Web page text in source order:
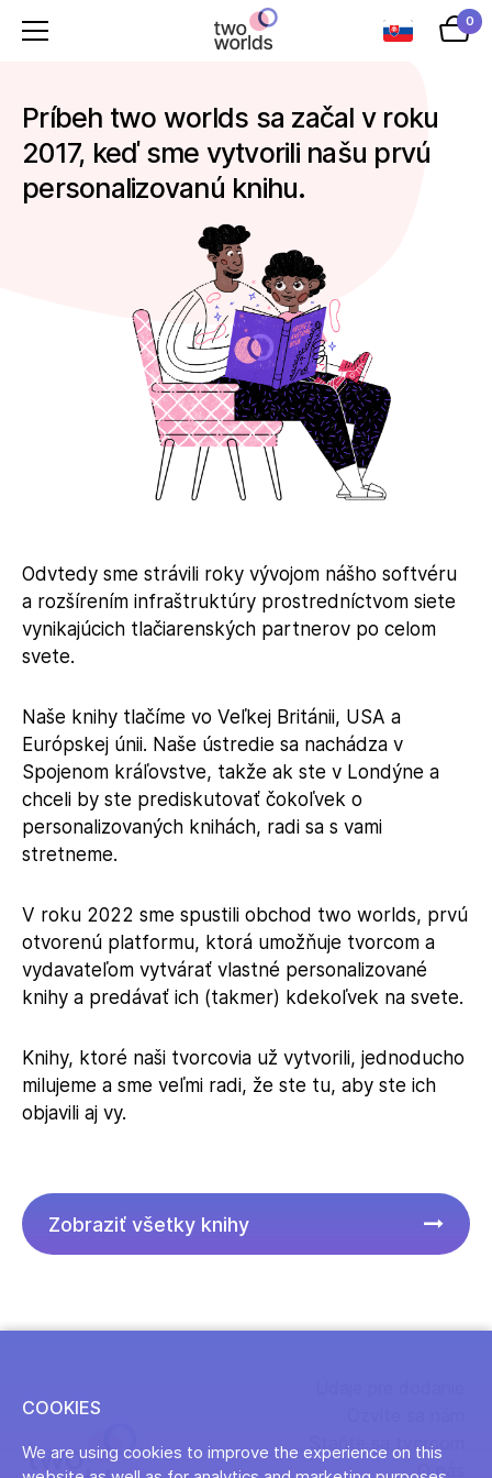
0
Príbeh two worlds sa začal v roku
2017, keď sme vytvorili našu prvú
personalizovanú knihu.
Odvtedy sme strávili roky vývojom nášho softvéru
a rozšírením infraštruktúry prostredníctvom siete
vynikajúcich tlačiarenských partnerov po celom
svete.
Naše knihy tlačíme vo Veľkej Británii, USA a
Európskej únii. Naše ústredie sa nachádza v
Spojenom kráľovstve, takže ak ste v Londýne a
chceli by ste prediskutovať čokoľvek o
personalizovaných knihách, radi sa s vami
stretneme.
V roku 2022 sme spustili obchod two worlds, prvú
otvorenú platformu, ktorá umožňuje tvorcom a
vydavateľom vytvárať vlastné personalizované
knihy a predávať ich (takmer) kdekoľvek na svete.
Knihy, ktoré naši tvorcovia už vytvorili, jednoducho
milujeme a sme veľmi radi, že ste tu, aby ste ich
objavili aj vy.
Zobraziť všetky knihy
Staňte sa tvorcom
O nás
COOKIES
We are using cookies to improve the experience on this